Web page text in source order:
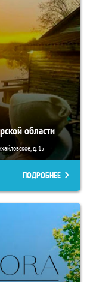
области
д. 15
ПОДРОБНЕЕ